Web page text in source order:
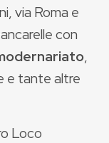
via Roma e
con
,
e tante altre
Loco